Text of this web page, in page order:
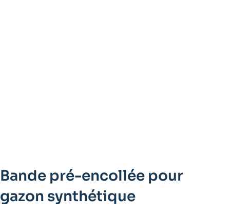
Bande pré-encollée pour
gazon synthétique